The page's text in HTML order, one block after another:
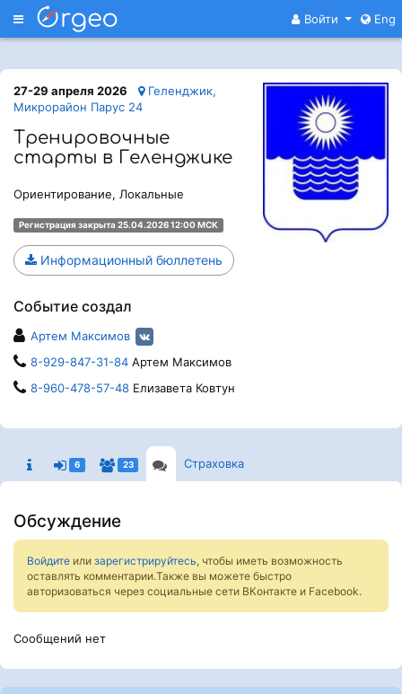
Меню Войти Eng
27-29 апреля 2026
Геленджик,
Микрорайон Парус 24
Тренировочные
старты в Геленджике
Ориентирование, Локальные
Регистрация закрыта 25.04.2026 12:00 МСК
Информационный бюллетень
Событие создал
Артем Максимов
8-929-847-31-84 Артем Максимов
8-960-478-57-48 Елизавета Ковтун
6 23 Страховка
Обсуждение
Войдите или зарегистрируйтесь, чтобы иметь возможность
оставлять комментарии.Также вы можете быстро
авторизоваться через социальные сети ВКонтакте и Facebook.
Сообщений нет